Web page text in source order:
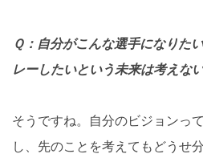
Ｑ：自分がこんな選手になりた
レーしたいという未来は考えな
そうですね。自分のビジョンっ
し、先のことを考えてもどうせ